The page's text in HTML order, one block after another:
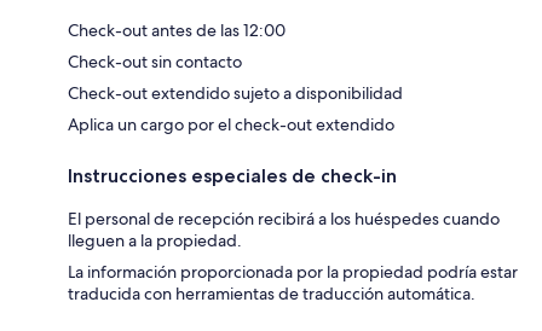
Check-out antes de las 12:00
Check-out sin contacto
Check-out extendido sujeto a disponibilidad
Aplica un cargo por el check-out extendido
Instrucciones especiales de check-in
El personal de recepción recibirá a los huéspedes cuando
lleguen a la propiedad.
La información proporcionada por la propiedad podría estar
traducida con herramientas de traducción automática.